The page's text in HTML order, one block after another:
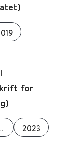
for
2023